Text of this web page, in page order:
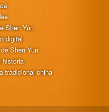
Shen Yun
digital
Shen Yun
historia
tradicional china